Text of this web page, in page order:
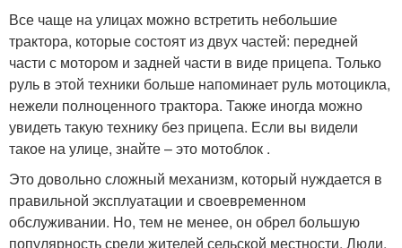
Все чаще на улицах можно встретить небольшие
трактора, которые состоят из двух частей: передней
части с мотором и задней части в виде прицепа. Только
руль в этой техники больше напоминает руль мотоцикла,
нежели полноценного трактора. Также иногда можно
увидеть такую технику без прицепа. Если вы видели
такое на улице, знайте – это мотоблок .
Это довольно сложный механизм, который нуждается в
правильной эксплуатации и своевременном
обслуживании. Но, тем не менее, он обрел большую
популярность среди жителей сельской местности. Люди,